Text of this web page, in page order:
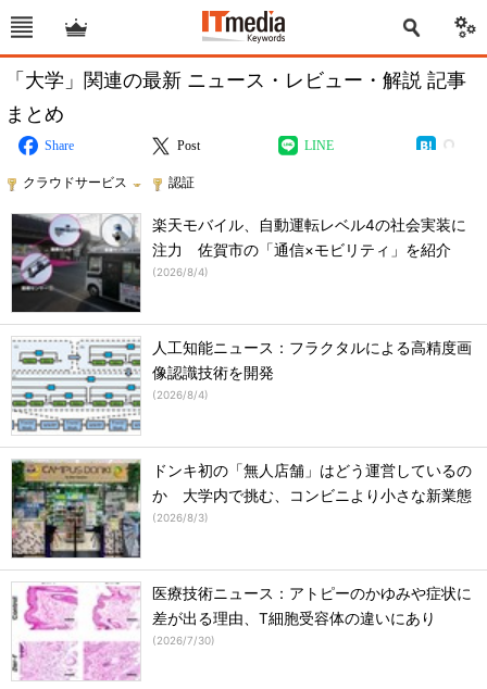
「大学」関連の最新 ニュース・レビュー・解説 記事
まとめ
Share Post LINE
クラウドサービス 認証
楽天モバイル、自動運転レベル4の社会実装に
注力 佐賀市の「通信×モビリティ」を紹介
(2026/8/4)
人工知能ニュース：フラクタルによる高精度画
像認識技術を開発
(2026/8/4)
ドンキ初の「無人店舗」はどう運営しているの
か 大学内で挑む、コンビニより小さな新業態
(2026/8/3)
医療技術ニュース：アトピーのかゆみや症状に
差が出る理由、T細胞受容体の違いにあり
(2026/7/30)